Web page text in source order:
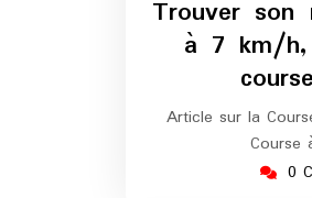
Trouver son
à 7 km/
Article sur la
Course
0